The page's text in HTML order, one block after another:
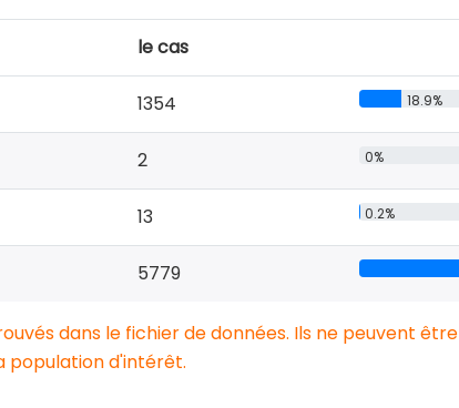
le cas
1354 18.9%
2 0%
13 0.2%
5779
dans le fichier de données. Ils ne peuvent être
population d'intérêt.